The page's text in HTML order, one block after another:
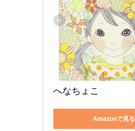
へなちょこ
Amazonで見る